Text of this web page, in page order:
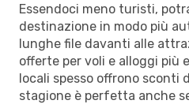
Essendoci meno turisti,
destinazione in modo più
lunghe file davanti alle
offerte per voli e alloggi più
locali spesso offrono sconti
stagione è perfetta anche